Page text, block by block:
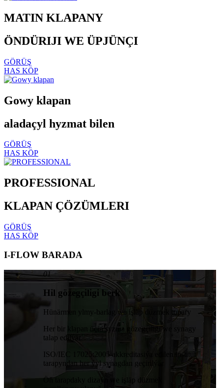
MATIN KLAPANY
ÖNDÜRIJI WE ÜPJÜNÇI
GÖRÜŞ
HAS KÖP
Gowy klapan
aladaçyl hyzmat bilen
GÖRÜŞ
HAS KÖP
PROFESSIONAL
KLAPAN ÇÖZÜMLERI
GÖRÜŞ
HAS KÖP
I-FLOW BARADA
01
Hil gözegçiligi berk
Hünärmen ylmy-barlag we işläp düzmek topary
Her bir klapan üçin syzma gözegçiligi we synagy
talap edilýär
ISO/IEC 17025:2005 akkreditasiýa edilen institut
tarapyndan her ýyl synagdan geçirilýär
Öň tarapdaky dizaýn we işläp düzmek